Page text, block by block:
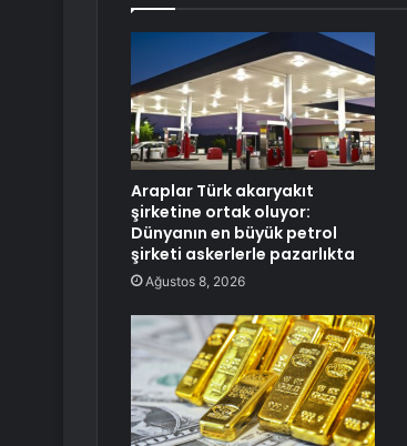
Araplar Türk akaryakıt
şirketine ortak oluyor:
Dünyanın en büyük petrol
şirketi askerlerle pazarlıkta
Ağustos 8, 2026